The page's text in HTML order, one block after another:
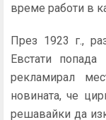
време работи в
През 1923 г.,
Евстати
рекламирал
новината, че
решавайки да